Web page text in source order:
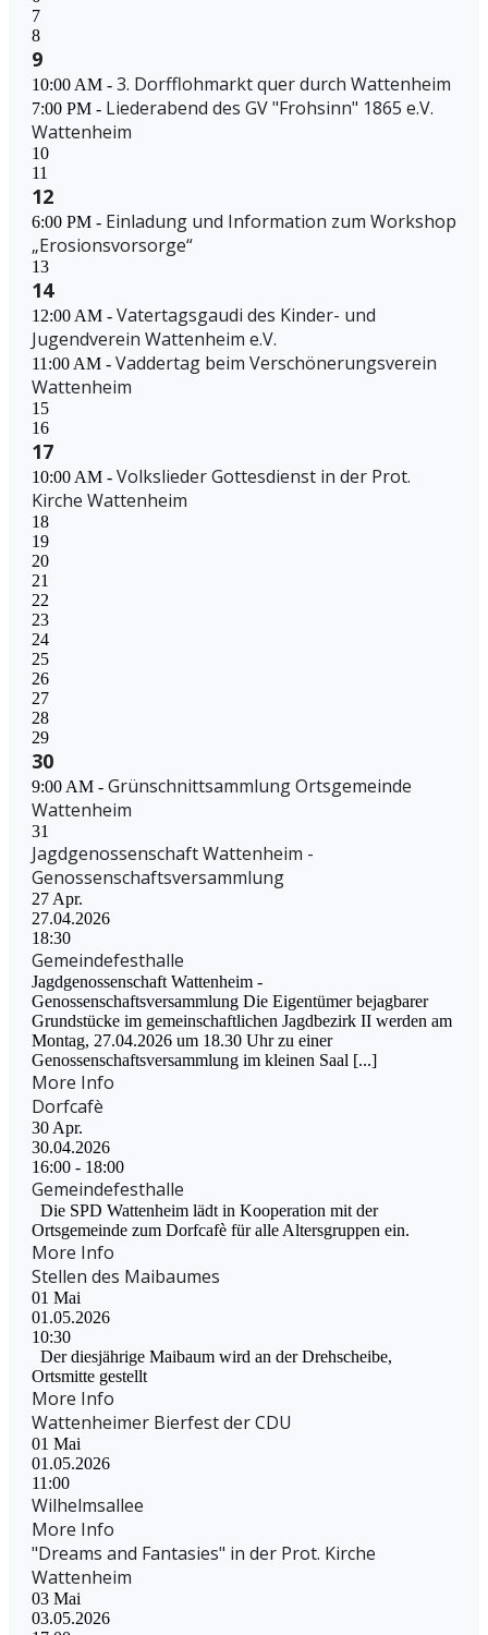
7
8
9
10:00 AM - 3. Dorfflohmarkt quer durch Wattenheim
7:00 PM - Liederabend des GV "Frohsinn" 1865 e.V.
Wattenheim
10
11
12
6:00 PM - Einladung und Information zum Workshop
„Erosionsvorsorge“
13
14
12:00 AM - Vatertagsgaudi des Kinder- und
Jugendverein Wattenheim e.V.
11:00 AM - Vaddertag beim Verschönerungsverein
Wattenheim
15
16
17
10:00 AM - Volkslieder Gottesdienst in der Prot.
Kirche Wattenheim
18
19
20
21
22
23
24
25
26
27
28
29
30
9:00 AM - Grünschnittsammlung Ortsgemeinde
Wattenheim
31
Jagdgenossenschaft Wattenheim -
Genossenschaftsversammlung
27 Apr.
27.04.2026
18:30
Gemeindefesthalle
Jagdgenossenschaft Wattenheim -
Genossenschaftsversammlung Die Eigentümer bejagbarer
Grundstücke im gemeinschaftlichen Jagdbezirk II werden am
Montag, 27.04.2026 um 18.30 Uhr zu einer
Genossenschaftsversammlung im kleinen Saal [...]
More Info
Dorfcafè
30 Apr.
30.04.2026
16:00 - 18:00
Gemeindefesthalle
Die SPD Wattenheim lädt in Kooperation mit der
Ortsgemeinde zum Dorfcafè für alle Altersgruppen ein.
More Info
Stellen des Maibaumes
01 Mai
01.05.2026
10:30
Der diesjährige Maibaum wird an der Drehscheibe,
Ortsmitte gestellt
More Info
Wattenheimer Bierfest der CDU
01 Mai
01.05.2026
11:00
Wilhelmsallee
More Info
"Dreams and Fantasies" in der Prot. Kirche
Wattenheim
03 Mai
03.05.2026